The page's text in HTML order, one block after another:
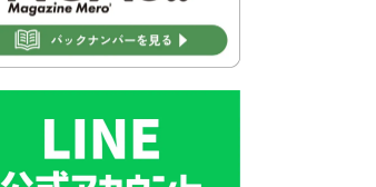
中学校の進捗状況について
2026年7月30日 豊前市立学校
2026年7月30日 豊前市立学校
紹介≪再編計画の見直しにつ
いて≫